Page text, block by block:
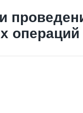
операций